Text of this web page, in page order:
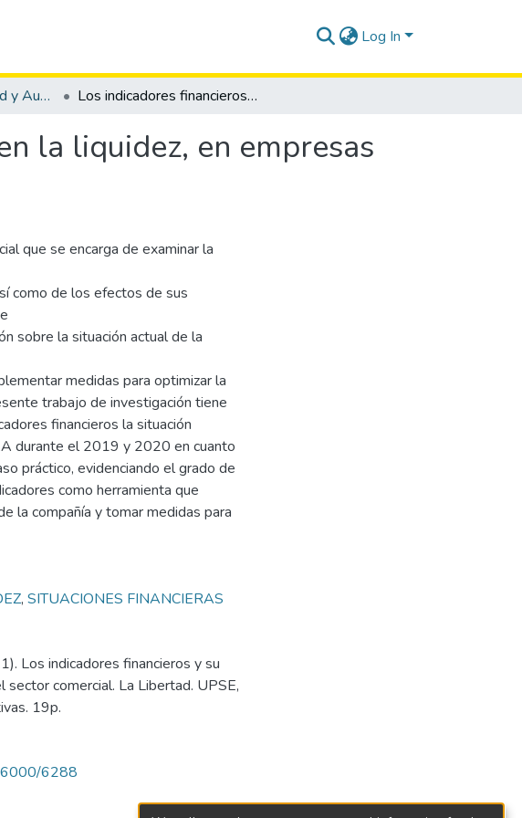
Log In
Tesis de Contabilidad y Auditoría Los indicadores financieros y su incidencia en la liquidez, en empresas del sector comercial
la liquidez, en empresas
que se encarga de examinar la
como de los efectos de sus
sobre la situación actual de la
medidas para optimizar la
trabajo de investigación tiene
financieros la situación
durante el 2019 y 2020 en cuanto
práctico, evidenciando el grado de
como herramienta que
la compañía y tomar medidas para
, SITUACIONES FINANCIERAS
Los indicadores financieros y su
sector comercial. La Libertad. UPSE,
19p.
6288